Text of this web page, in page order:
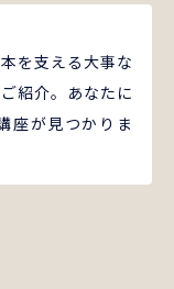
を支える大事な
紹介。あなたに
座が見つかりま